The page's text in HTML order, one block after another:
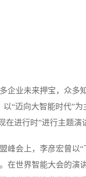
企业未来押宝，众多
以“迈向大智能时代”
在进行时”进行主题
峰会上，李彦宏曾以
在世界智能大会的演